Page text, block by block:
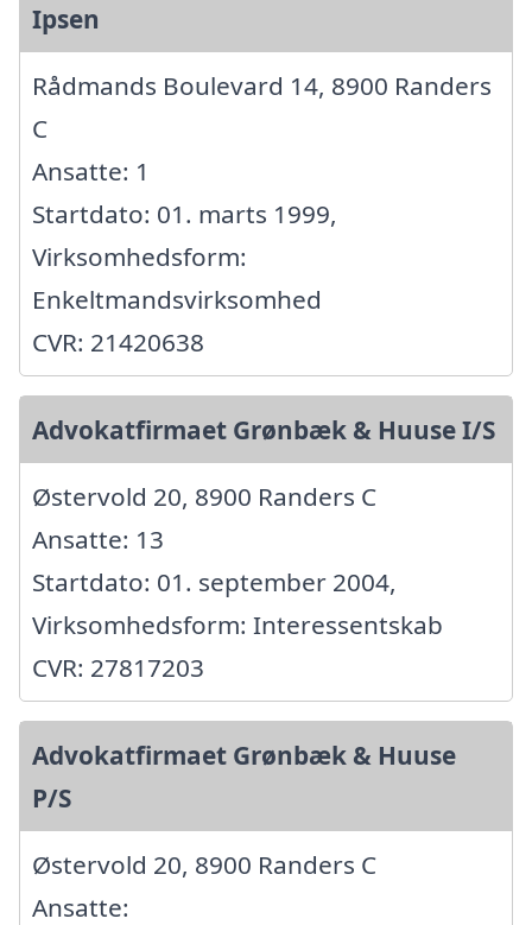
Ipsen
Rådmands Boulevard 14, 8900 Randers
C
Ansatte: 1
Startdato: 01. marts 1999,
Virksomhedsform:
Enkeltmandsvirksomhed
CVR: 21420638
Advokatfirmaet Grønbæk & Huuse I/S
Østervold 20, 8900 Randers C
Ansatte: 13
Startdato: 01. september 2004,
Virksomhedsform: Interessentskab
CVR: 27817203
Advokatfirmaet Grønbæk & Huuse
P/S
Østervold 20, 8900 Randers C
Ansatte: